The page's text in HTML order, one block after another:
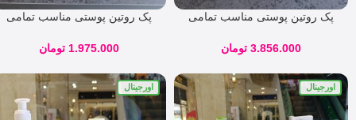
پک روتین پوستی مناسب تمامی
کد 2586
3.856.000 تومان
پک روتین پوستی مناسب تمامی
کد 36985
1.975.000 تومان
اورجینال اورجینال